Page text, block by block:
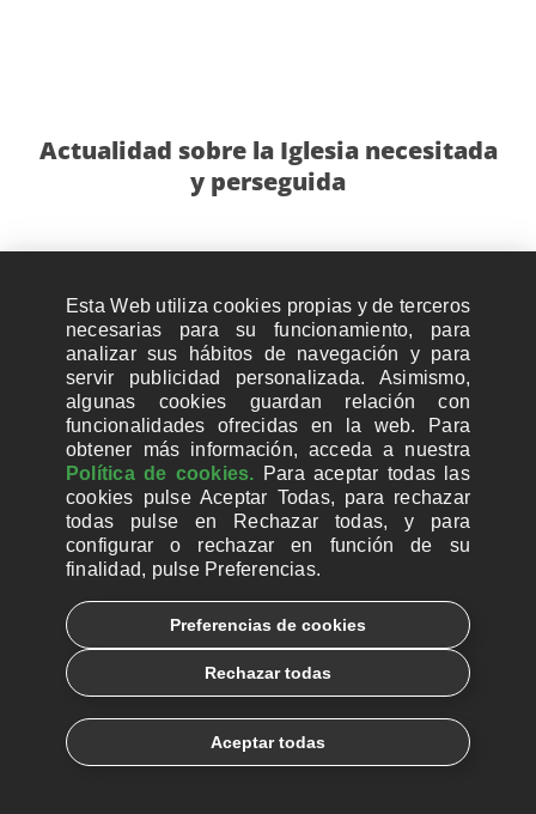
Actualidad sobre la Iglesia necesitada
y perseguida
31
2026
"La paz no es una
aspiración abstracta,
sino un compromiso que
empieza desarmando el
corazón"
El jurista y docente Víctor
Cortizo analiza el mensaje de
paz de León XIV a raíz de un
nuevo libro que recopila las
intervenciones del Papa
LEER MÁS
JUL
Esta Web utiliza cookies propias y de terceros
necesarias para su funcionamiento, para
analizar sus hábitos de navegación y para
servir publicidad personalizada. Asimismo,
algunas cookies guardan relación con
funcionalidades ofrecidas en la web. Para
obtener más información, acceda a nuestra
Política de cookies. Para aceptar todas las
cookies pulse Aceptar Todas, para rechazar
todas pulse en Rechazar todas, y para
configurar o rechazar en función de su
finalidad, pulse Preferencias.
Preferencias de cookies
Rechazar todas
Aceptar todas